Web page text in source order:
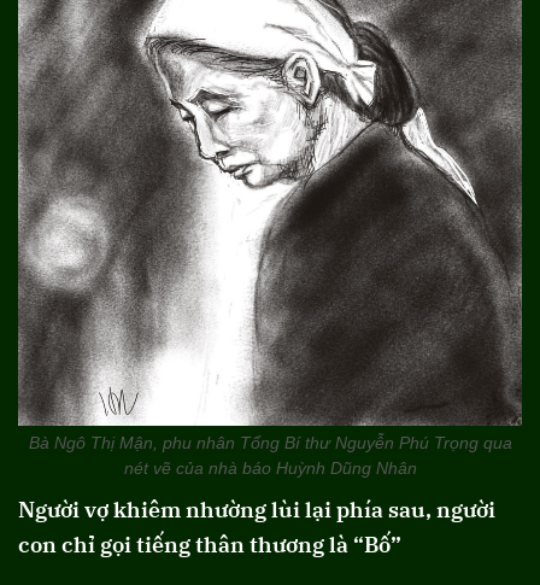
Bà Ngô Thị Mận, phu nhân Tổng Bí thư Nguyễn Phú Trọng qua
nét vẽ của nhà báo Huỳnh Dũng Nhân
Người vợ khiêm nhường lùi lại phía sau, người
con chỉ gọi tiếng thân thương là “Bố”